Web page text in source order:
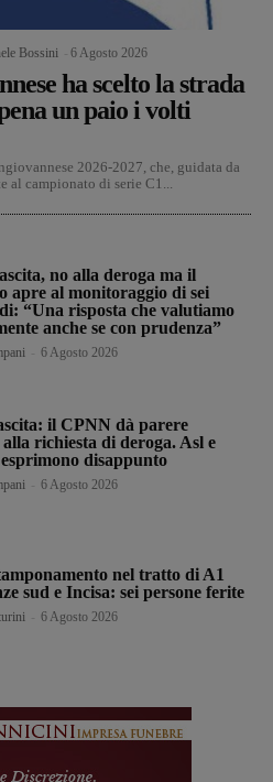
Bossini 6 Agosto 2026
ha scelto la strada
un paio i volti
2026-2027, che, guidata da
al campionato di serie C1...
no alla deroga ma il
apre al monitoraggio di sei
“Una risposta che valutiamo
anche se con prudenza”
6 Agosto 2026
il CPNN dà parere
richiesta di deroga. Asl e
disappunto
6 Agosto 2026
nel tratto di A1
sud e Incisa: sei persone ferite
6 Agosto 2026